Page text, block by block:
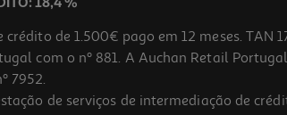
18,4 %
de 1.500€ pago em 12 meses.
com o nº 881. A Auchan Retail
7952.
de serviços de intermediação de